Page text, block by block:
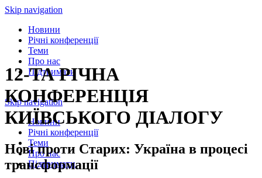
Skip navigation
Новини
Річнi конференції
Теми
Про нас
Підтримати
Skip navigation
Новини
Річнi конференції
Теми
Про нас
Підтримати
12-ТА РІЧНА
КОНФЕРЕНЦІЯ
КИЇВСЬКОГО ДІАЛОГУ
Нові проти Старих: Україна в процесі
трансформації